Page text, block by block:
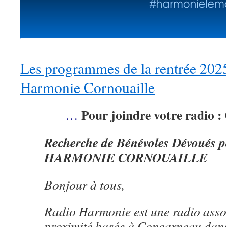
Les programmes de la rentrée
Harmonie Cornouaille
… Pour joindre votre radio :
Recherche de Bénévoles Dévoués
HARMONIE CORNOUAILLE
Bonjour à tous,
Radio Harmonie est une radio